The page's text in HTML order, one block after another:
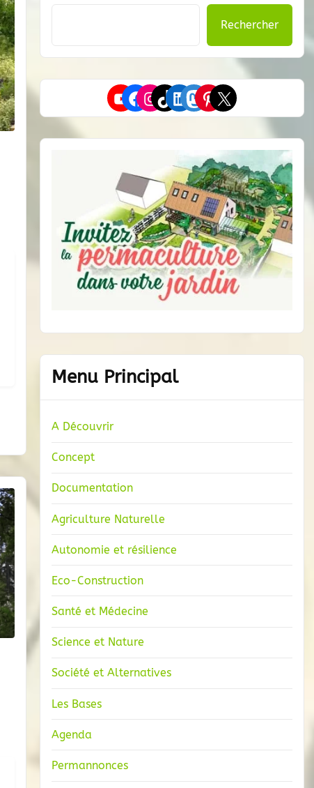
Rechercher
YouTube
Facebook
Instagram
TikTok
LinkedIn
Mastodon
Pinterest
X
Menu Principal
A Découvrir
Concept
Documentation
Agriculture Naturelle
Autonomie et résilience
Eco-Construction
Santé et Médecine
Science et Nature
Société et Alternatives
Les Bases
Agenda
Permannonces